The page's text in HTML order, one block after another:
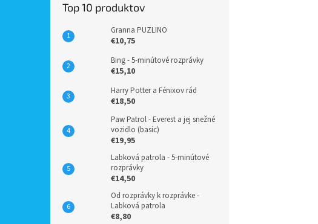
Top 10 produktov
Granna PUZLINO
€10,75
Bing - 5-minútové rozprávky
€15,10
Harry Potter a Fénixov rád
€18,50
Paw Patrol - Everest a jej snežné
vozidlo (basic)
€19,95
Labková patrola - 5-minútové
rozprávky
€14,50
Od rozprávky k rozprávke -
Labková patrola
€8,80